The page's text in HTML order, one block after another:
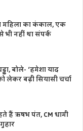
का कंकाल, एक
भी नहीं था संपर्क
बोले- ‘हमेशा याद
लेकर बढ़ी सियासी चर्चा
हैं ऋषभ पंत, CM धामी